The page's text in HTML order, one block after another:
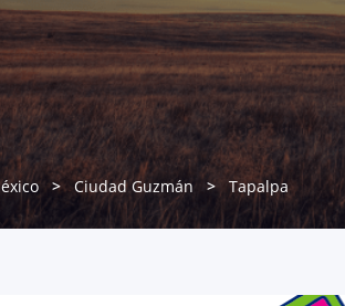
Ciudad Guzmán Tapalpa